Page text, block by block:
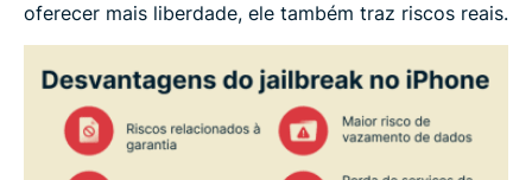
oferecer mais liberdade, ele também traz riscos reais.